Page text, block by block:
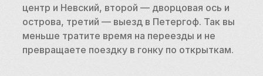
центр и Невский, второй — дворцовая ось и
острова, третий — выезд в Петергоф. Так вы
меньше тратите время на переезды и не
превращаете поездку в гонку по открыткам.